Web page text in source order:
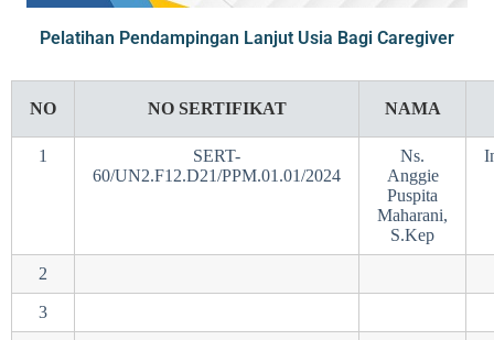
Pelatihan Pendampingan Lanjut Usia Bagi Caregiver
NO NO SERTIFIKAT NAMA
1
SERT-
60/UN2.F12.D21/PPM.01.01/2024
Ns.
Anggie
Puspita
Maharani,
S.Kep
2
3